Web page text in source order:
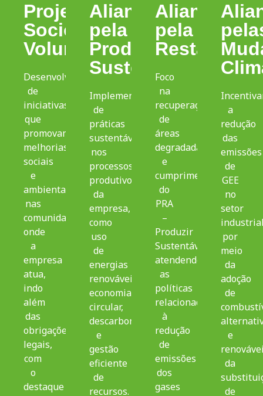
Projetos
Socioambientais
Voluntários
Desenvolvimento
de
iniciativas
que
promovam
melhorias
sociais
e
ambientais
nas
comunidades
onde
a
empresa
atua,
indo
além
das
obrigações
legais,
com
o
destaque
Aliança
pela
Produção
Sustentável
Implementação
de
práticas
sustentáveis
nos
processos
produtivos
da
empresa,
como
uso
de
energias
renováveis,
economia
circular,
descarbonização
e
gestão
eficiente
de
recursos.
Aliança
pela
Foco
na
recuperação
de
áreas
degradadas
e
cumprimento
do
PRA
–
Produzir
Sustentável,
atendendo
as
políticas
relacionadas
à
redução
de
emissões
dos
gases
a
redução
das
emissões
de
GEE
no
setor
por
meio
da
adoção
de
e
da
de